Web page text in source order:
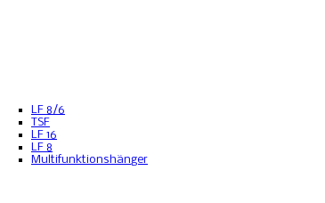
LF 8/6
TSF
LF 16
LF 8
Multifunktionshänger